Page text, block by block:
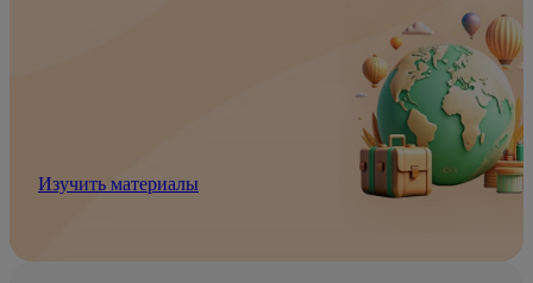
Изучить материалы